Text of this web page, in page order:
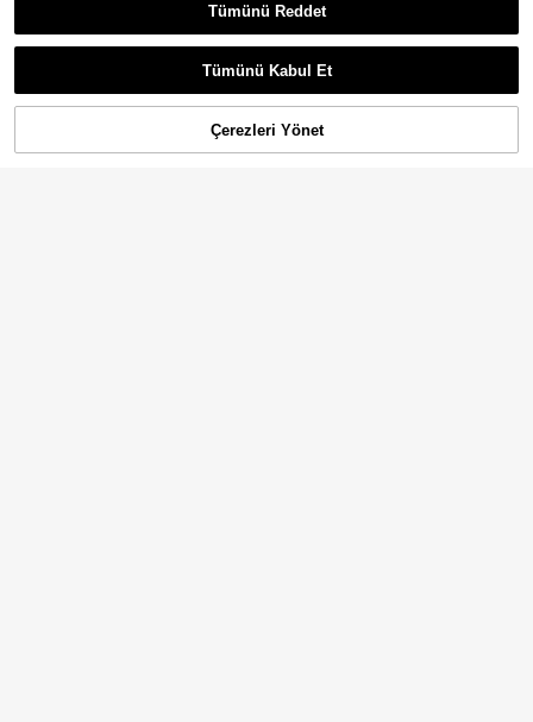
SHEIN PETITE
SHEIN PETITE Zarif Düz Renk Büzg
ülü Tulum, Yazlık, Minyon Kadınlar İ
abyoxi Mor-Mavi Zarif Asimetrik Ya
mı Pileli Seksi Saten Elbise, Partiler,
Minimalist Etkinlikler, Düğün Partisi,
Sonbahar
1.066,77TL -7%
SEPETE EKLE
Tümünü Reddet
Tümünü Kabul Et
Çerezleri Yönet